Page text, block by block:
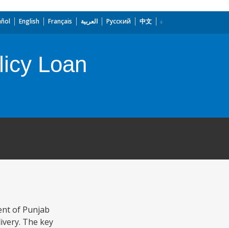
English Français العربية Русский 中文
Loan
of Punjab
The key